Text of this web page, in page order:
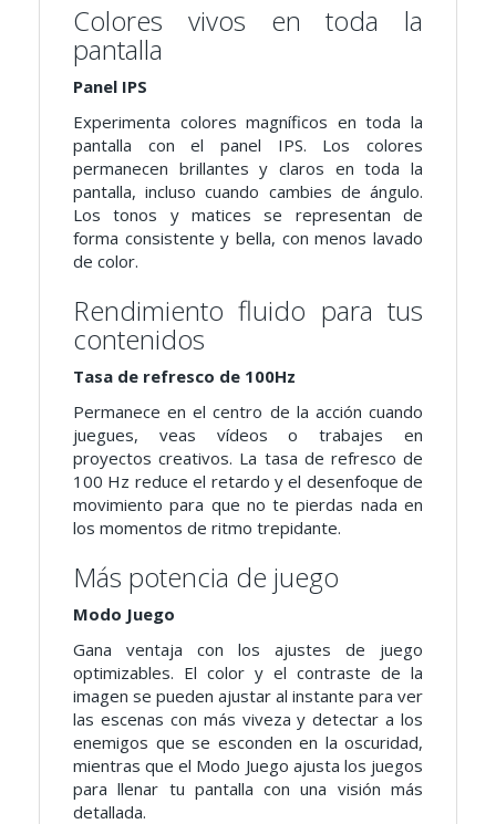
Colores vivos en toda la
pantalla
Panel IPS
Experimenta colores magníficos en toda la
pantalla con el panel IPS. Los colores
permanecen brillantes y claros en toda la
pantalla, incluso cuando cambies de ángulo.
Los tonos y matices se representan de
forma consistente y bella, con menos lavado
de color.
Rendimiento fluido para tus
contenidos
Tasa de refresco de 100Hz
Permanece en el centro de la acción cuando
juegues, veas vídeos o trabajes en
proyectos creativos. La tasa de refresco de
100 Hz reduce el retardo y el desenfoque de
movimiento para que no te pierdas nada en
los momentos de ritmo trepidante.
Más potencia de juego
Modo Juego
Gana ventaja con los ajustes de juego
optimizables. El color y el contraste de la
imagen se pueden ajustar al instante para ver
las escenas con más viveza y detectar a los
enemigos que se esconden en la oscuridad,
mientras que el Modo Juego ajusta los juegos
para llenar tu pantalla con una visión más
detallada.